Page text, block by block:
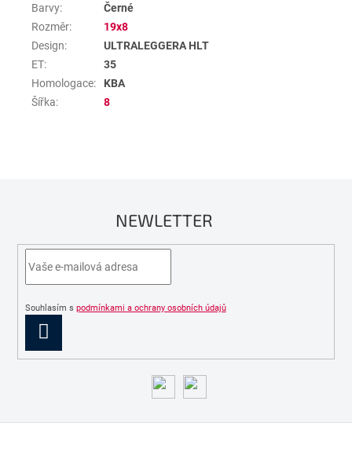
Barvy:
Černé
Rozměr:
19x8
Design:
ULTRALEGGERA HLT
ET:
35
Homologace:
KBA
Šířka: 8
NEWLETTER
Souhlasím s podmínkami a ochrany osobních údajů
SE